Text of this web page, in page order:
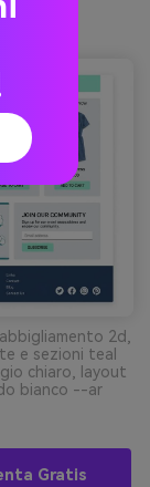
2d,
e sezioni teal
chiaro, layout
bianco --ar
Gratis